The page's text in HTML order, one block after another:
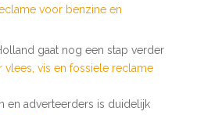
voor benzine en
gaat nog een stap verder
vis en fossiele reclame
en adverteerders is duidelijk